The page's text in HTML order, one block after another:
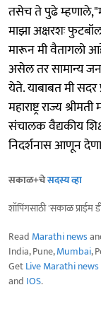
तसेच ते पुढे
माझा अक्षरशः
मारून मी वैतागलो
असेल तर सामान्य
येते. याबाबत मी सदर
महाराष्ट्र राज्य
संचालक वैद्यकीय
निदर्शनास आणून
सकाळ+चेसदस्य व्हा
शॉपिंगसाठी 'सकाळ प्राईम
Read Marathi news
India, Pune,Mumbai,
GetLive Marathi news
and IOS.